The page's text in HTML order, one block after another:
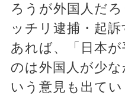
ろうが外国人だ
ッチリ逮捕・起
あれば、「日本
のは外国人が少
いう意見も出て